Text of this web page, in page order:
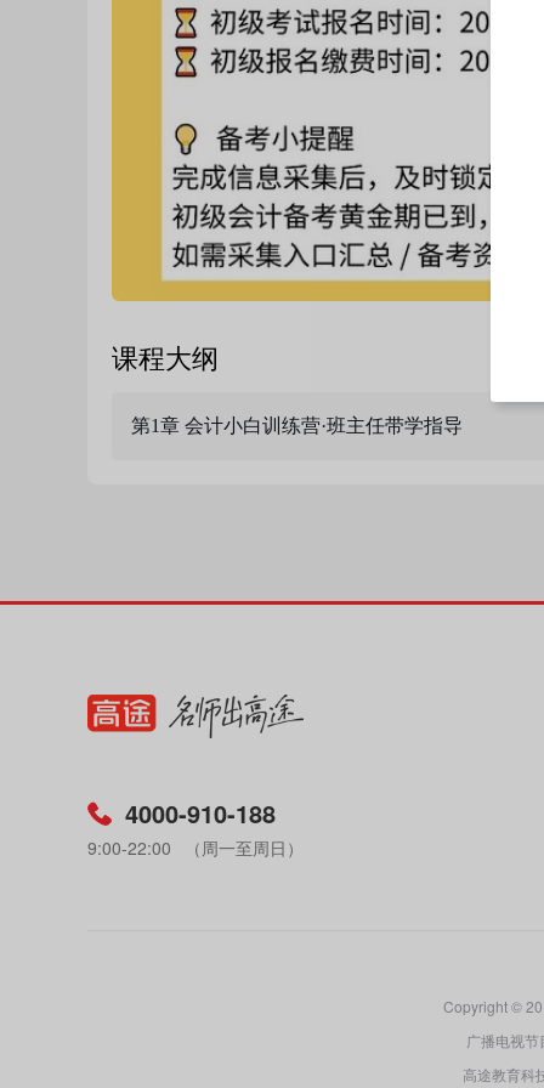
课程大纲
第1章 会计小白训练营·班主任带学指导
4000-910-188
9:00-22:00 （周一至周日）
Copyright ©
广播电视
高途教育科